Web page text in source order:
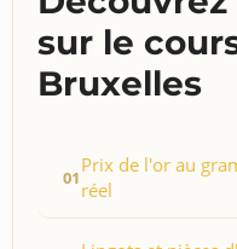
sur le
Bruxelles
Prix de l'or au
réel